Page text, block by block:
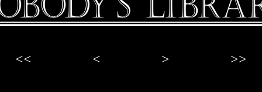
<< < > >>